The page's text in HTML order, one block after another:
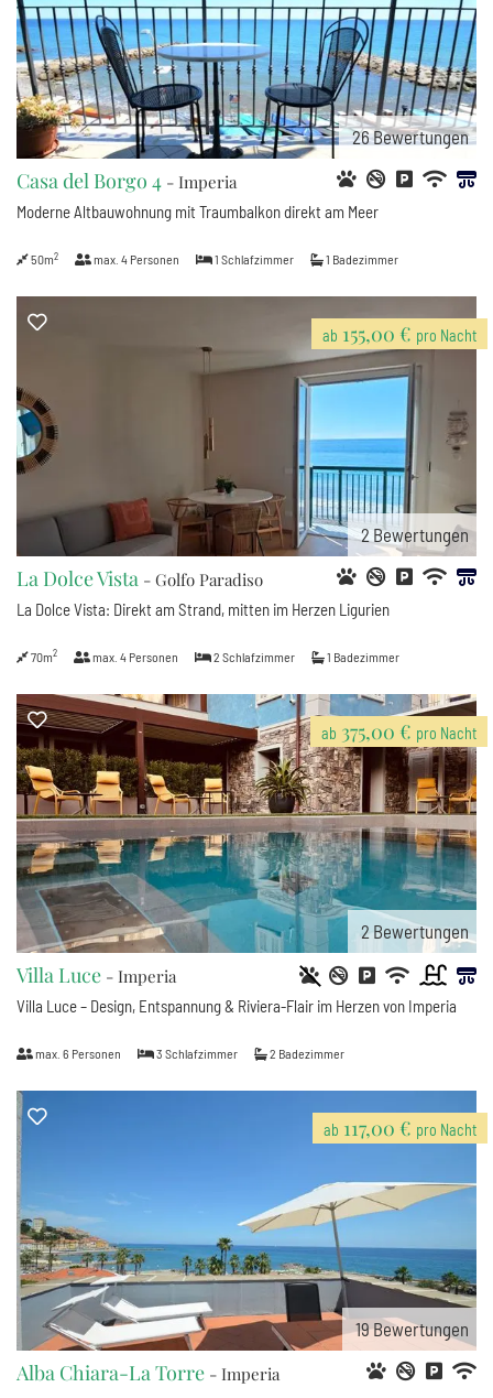
26Bewertungen
Casa del Borgo 4 - Imperia
Moderne Altbauwohnung mit Traumbalkon direkt am Meer
50m2 max. 4 Personen 1 Schlafzimmer 1 Badezimmer
ab 155,00 € pro Nacht
2Bewertungen
La Dolce Vista - Golfo Paradiso
La Dolce Vista: Direkt am Strand, mitten im Herzen Ligurien
70m2 max. 4 Personen 2 Schlafzimmer 1 Badezimmer
ab 375,00 € pro Nacht
2Bewertungen
Villa Luce - Imperia
Villa Luce – Design, Entspannung & Riviera-Flair im Herzen von Imperia
max. 6 Personen 3 Schlafzimmer 2 Badezimmer
ab 117,00 € pro Nacht
19Bewertungen
Alba Chiara-La Torre - Imperia